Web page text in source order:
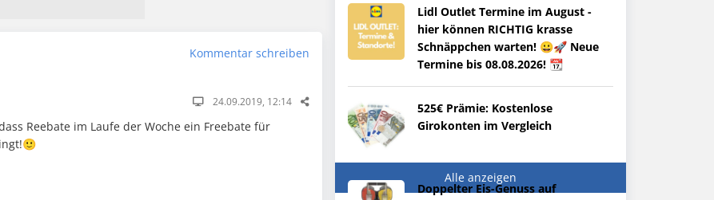
Kommentar schreiben
24.09.2019, 12:14
Reebate im Laufe der Woche ein Freebate für
Lidl Outlet Termine im August -
hier können RICHTIG krasse
Schnäppchen warten! 😀🚀 Neue
Termine bis 08.08.2026! 📆
525€ Prämie: Kostenlose
Girokonten im Vergleich
Alle anzeigen
Doppelter Eis-Genuss auf